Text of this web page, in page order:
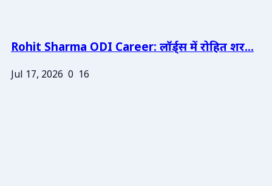
Rohit Sharma ODI Career: लॉर्ड्स में रोहित शर...
Jul 17, 2026 0 16